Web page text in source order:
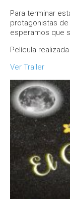
Para terminar
protagonistas de
esperamos que
Película
Ver Trailer